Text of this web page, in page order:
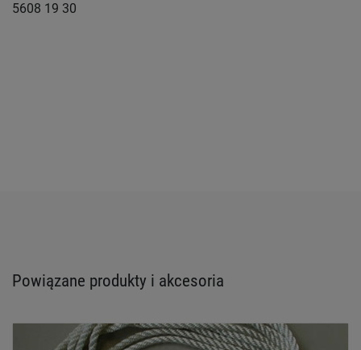
5608 19 30
Powiązane produkty i akcesoria